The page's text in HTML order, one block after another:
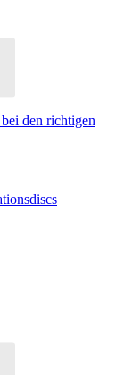
den richtigen